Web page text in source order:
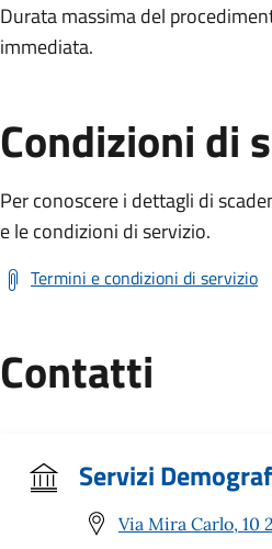
Durata massima del
immediata.
Condizioni di
Per conoscere i dettagli di
e le condizioni di servizio.
Termini e condizioni di servizio
Contatti
Servizi
Via Mira Carlo, 10